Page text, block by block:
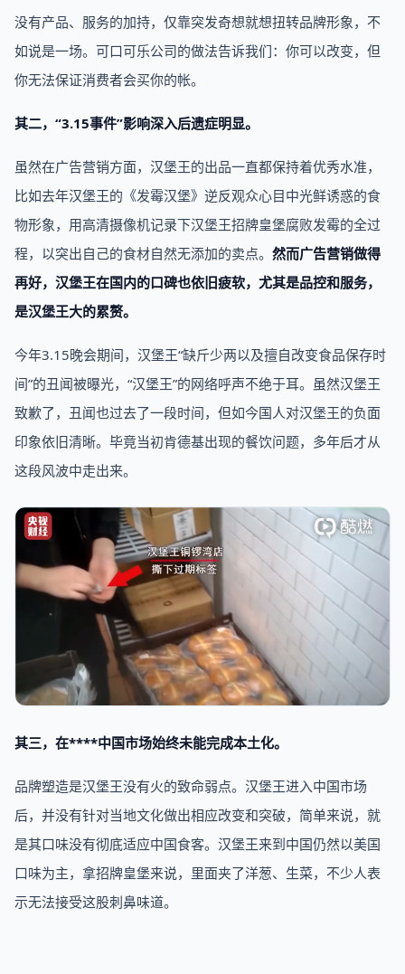
没有产品、服务的加持，仅靠突发奇想就想扭转品牌形象，不
如说是一场。可口可乐公司的做法告诉我们：你可以改变，但
你无法保证消费者会买你的帐。
其二，“3.15事件”影响深入后遗症明显。
虽然在广告营销方面，汉堡王的出品一直都保持着优秀水准，
比如去年汉堡王的《发霉汉堡》逆反观众心目中光鲜诱惑的食
物形象，用高清摄像机记录下汉堡王招牌皇堡腐败发霉的全过
程，以突出自己的食材自然无添加的卖点。 然而广告营销做得
再好，汉堡王在国内的口碑也依旧疲软，尤其是品控和服务，
是汉堡王大的累赘。
今年3.15晚会期间，汉堡王“缺斤少两以及擅自改变食品保存时
间”的丑闻被曝光，“汉堡王”的网络呼声不绝于耳。虽然汉堡王
致歉了，丑闻也过去了一段时间，但如今国人对汉堡王的负面
印象依旧清晰。毕竟当初肯德基出现的餐饮问题，多年后才从
这段风波中走出来。
其三，在****中国市场始终未能完成本土化。
品牌塑造是汉堡王没有火的致命弱点。汉堡王进入中国市场
后，并没有针对当地文化做出相应改变和突破，简单来说，就
是其口味没有彻底适应中国食客。汉堡王来到中国仍然以美国
口味为主，拿招牌皇堡来说，里面夹了洋葱、生菜，不少人表
示无法接受这股刺鼻味道。